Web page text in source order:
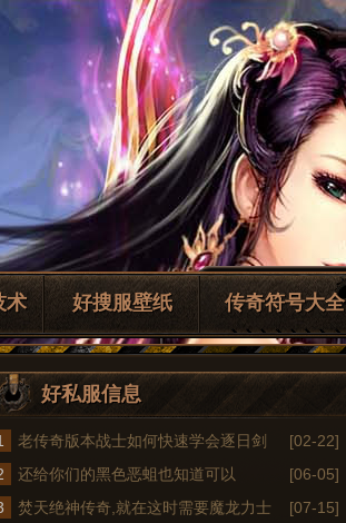
术 好搜服壁纸 传奇符号大全
好私服信息
老传奇版本战士如何快速学会逐日剑
法
[02-22]
还给你们的黑色恶蛆也知道可以
[06-05]
焚天绝神传奇,就在这时需要魔龙力士
[07-15]